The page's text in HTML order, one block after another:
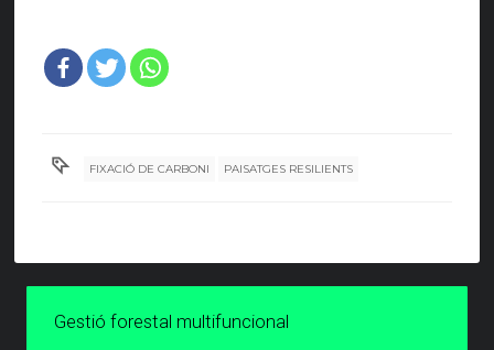
FIXACIÓ DE CARBONI PAISATGES RESILIENTS
Gestió forestal multifuncional